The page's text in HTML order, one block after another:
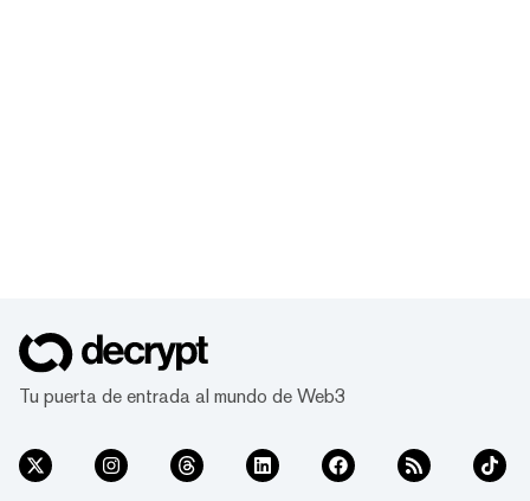
Tu puerta de entrada al mundo de Web3